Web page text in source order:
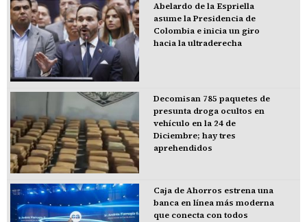
Abelardo de la Espriella
asume la Presidencia de
Colombia e inicia un giro
hacia la ultraderecha
Decomisan 785 paquetes de
presunta droga ocultos en
vehículo en la 24 de
Diciembre; hay tres
aprehendidos
Caja de Ahorros estrena una
banca en línea más moderna
que conecta con todos